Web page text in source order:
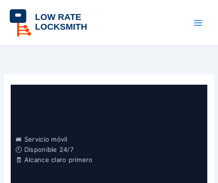
content
🚐 Servicio móvil
🕘 Disponible 24/7
🧾 Alcance claro primero